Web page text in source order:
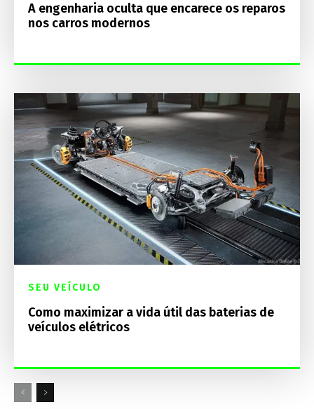
A engenharia oculta que encarece os reparos
nos carros modernos
SEU VEÍCULO
Como maximizar a vida útil das baterias de
veículos elétricos